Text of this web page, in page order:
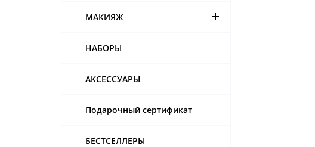
МАКИЯЖ
НАБОРЫ
АКСЕССУАРЫ
Подарочный сертификат
БЕСТСЕЛЛЕРЫ